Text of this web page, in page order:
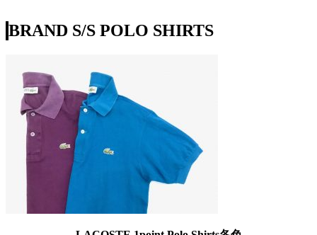
BRAND S/S POLO SHIRTS